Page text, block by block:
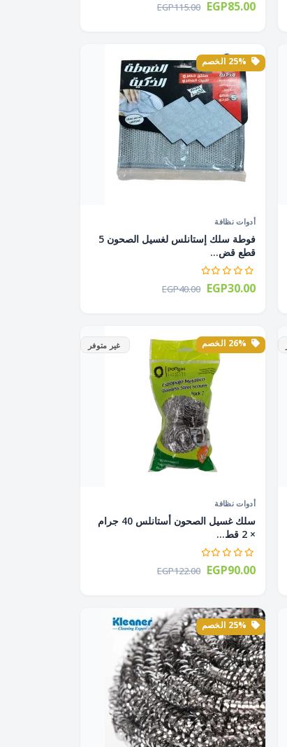
EGP115.00 EGP85.00
أدوات نظافة
فوطة سلك إستانلس لغسيل الصحون 5
قطع قض...
EGP40.00 EGP30.00
غير متوفر
أدوات نظافة
سلك غسيل الصحون أستانلس 40 جرام
× 2 قط...
EGP122.00 EGP90.00